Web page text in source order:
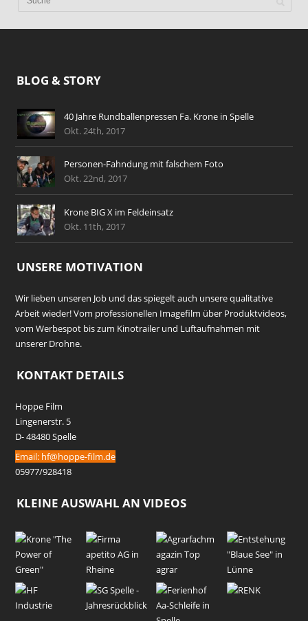
BLOG & STORY
40 Jahre Rundballenpressen Fa. Krone in Spelle
Okt. 24th, 2017
Personen-Fahndung mit falschem Foto
Okt. 22nd, 2017
Krone BIG X im Feldeinsatz
Okt. 11th, 2017
UNSERE MOTIVATION
Wir lieben unseren Job und das spiegelt auch unsere qualitative
Arbeit wieder! Vom professionellen Imagefilm über Produktvideos,
vom Werbespot bis zum Kinotrailer und Luftaufnahmen mit
unserer Drohne.
KONTAKT DETAILS
Hoppe Film
Lingenerstr. 5
D- 48480 Spelle
Email: hf@hoppe-film.de
05977/928418
KLEINE AUSWAHL AN VIDEOS